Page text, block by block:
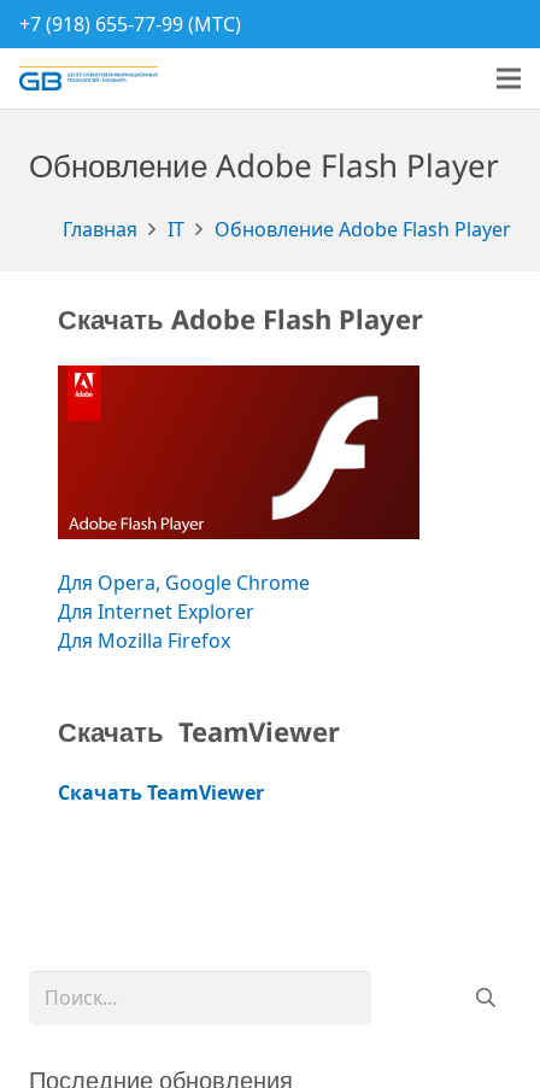
+7 (918) 655-77-99 (МТС)
Обновление Adobe Flash Player
Главная IT Обновление Adobe Flash Player
Скачать Adobe Flash Player
Для Opera, Google Chrome
Для Internet Explorer
Для Mozilla Firefox
Скачать TeamViewer
Скачать TeamViewer
Найти:
Последние обновления